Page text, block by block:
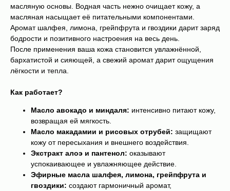
масляную основы. Водная часть нежно очищает кожу, а
масляная насыщает её питательными компонентами.
Аромат шалфея, лимона, грейпфрута и гвоздики дарит заряд
бодрости и позитивного настроения на весь день.
После применения ваша кожа становится увлажнённой,
бархатистой и сияющей, а свежий аромат дарит ощущения
лёгкости и тепла.
Как работает?
Масло авокадо и миндаля: интенсивно питают кожу,
возвращая ей мягкость.
Масло макадамии и рисовых отрубей: защищают
кожу от пересыхания и внешнего воздействия.
Экстракт алоэ и пантенол: оказывают
успокаивающее и увлажняющее действие.
Эфирные масла шалфея, лимона, грейпфрута и
гвоздики: создают гармоничный аромат,